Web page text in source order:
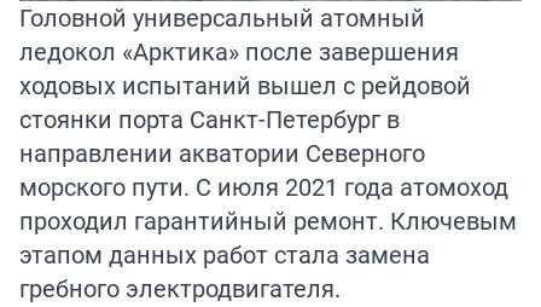
Головной универсальный атомный
ледокол «Арктика» после завершения
ходовых испытаний вышел с рейдовой
стоянки порта Санкт-Петербург в
направлении акватории Северного
морского пути. С июля 2021 года атомоход
проходил гарантийный ремонт. Ключевым
этапом данных работ стала замена
гребного электродвигателя.